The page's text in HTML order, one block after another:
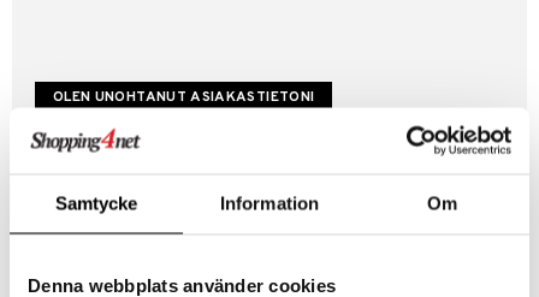
Samtycke Information Om
Denna webbplats använder cookies
Luo uusi asiakas
Hyviä tarjouksia
Kestotilaus